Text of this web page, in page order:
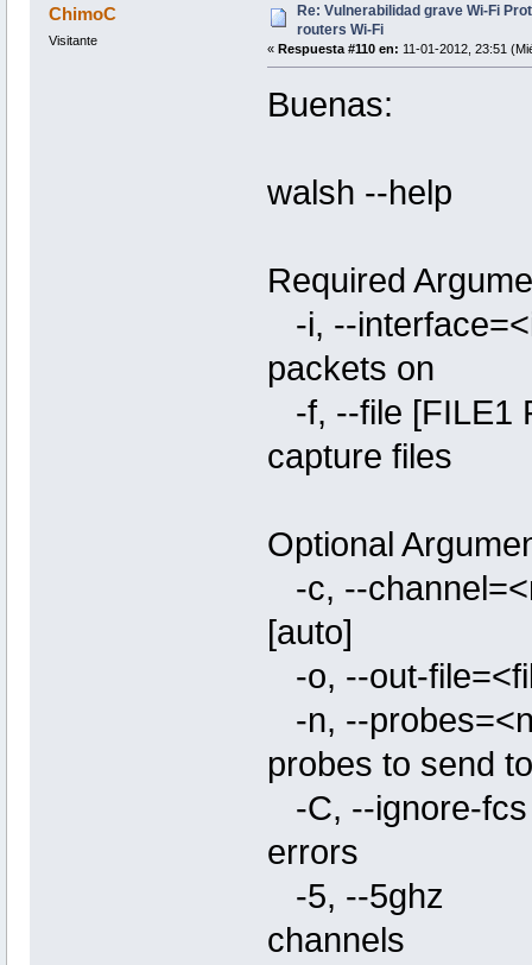
ChimoC
Visitante
Re: Vulnerabilidad grave Wi-Fi
routers Wi-Fi
« Respuesta #110 en: 11-01-2012, 23:51
Buenas:
walsh --help
Required
-i, --
packets on
-f, --file [FILE1
capture files
Optional
-c, --
[auto]
-o, --out-
-n, --
probes to send
-C, --
errors
-5, --
channels